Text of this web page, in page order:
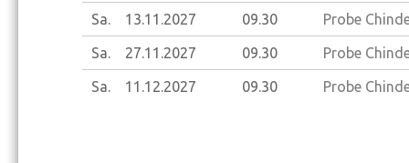
Sa. 13.11.2027 09.30 Probe
Sa. 27.11.2027 09.30 Probe
Sa. 11.12.2027 09.30 Probe